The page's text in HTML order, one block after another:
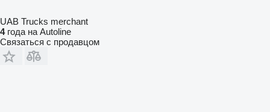
UAB Trucks merchant
4года на Autoline
Связаться с продавцом